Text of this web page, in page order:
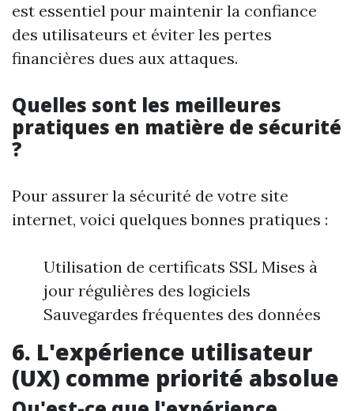
est essentiel pour maintenir la confiance
des utilisateurs et éviter les pertes
financières dues aux attaques.
Quelles sont les meilleures
pratiques en matière de sécurité
?
Pour assurer la sécurité de votre site
internet, voici quelques bonnes pratiques :
Utilisation de certificats SSL Mises à
jour régulières des logiciels
Sauvegardes fréquentes des données
6. L'expérience utilisateur
(UX) comme priorité absolue